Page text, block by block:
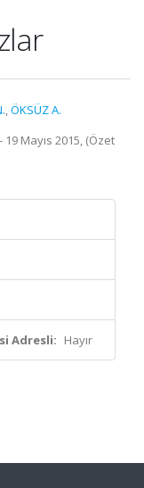
,ÖKSÜZ A.
Mayıs 2015, (Özet
Adresli: Hayır